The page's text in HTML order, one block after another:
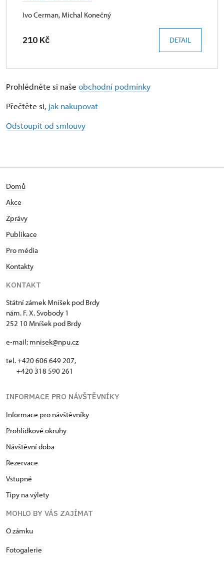
Ivo Cerman, Michal Konečný
210 Kč DETAIL
Prohlédněte si naše obchodní podmínky
Přečtěte si, jak nakupovat
Odstoupit od smlouvy
Domů
Akce
Zprávy
Publikace
Pro média
Kontakty
KONTAKT
Státní zámek Mníšek pod Brdy
nám. F. X. Svobody 1
252 10 Mníšek pod Brdy
e-mail: mnisek@npu.cz
tel.+420 606 649 207,
+420 318 590 261
INFORMACE PRO NÁVŠTĚVNÍKY
Informace pro návštěvníky
Prohlídkové okruhy
Návštěvní doba
Rezervace
Vstupné
Tipy na výlety
MOHLO BY VÁS ZAJÍMAT
O zámku
Fotogalerie